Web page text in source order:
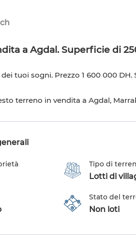
a Agdal. Superficie di
tuoi sogni. Prezzo 1 600 000
terreno in vendita a Agdal,
Tipo di
Lotti di
Stato del
Non loti